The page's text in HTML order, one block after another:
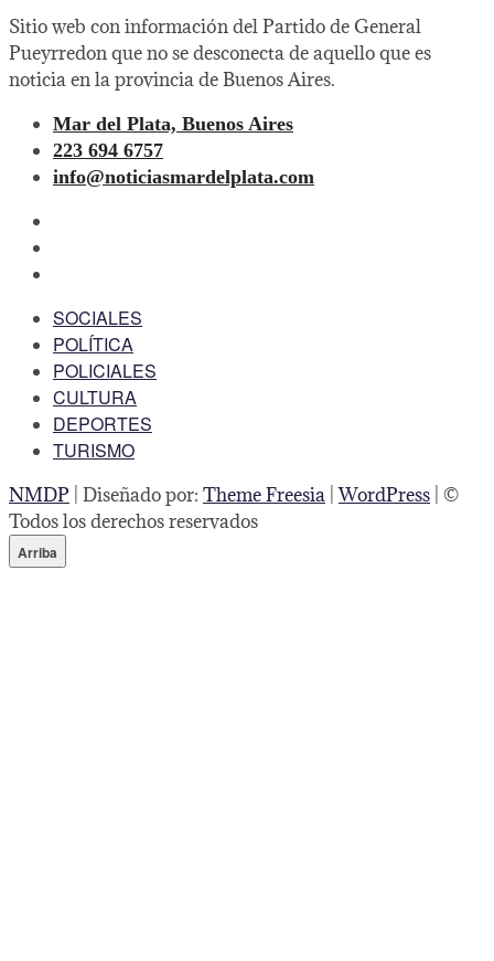
Sitio web con información del Partido de General
Pueyrredon que no se desconecta de aquello que es
noticia en la provincia de Buenos Aires.
Mar del Plata, Buenos Aires
223 694 6757
info@noticiasmardelplata.com
SOCIALES
POLÍTICA
POLICIALES
CULTURA
DEPORTES
TURISMO
NMDP | Diseñado por: Theme Freesia |WordPress | ©
Todos los derechos reservados
Arriba